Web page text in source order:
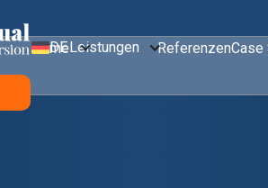
HomeLeistungen ReferenzenCase
DE